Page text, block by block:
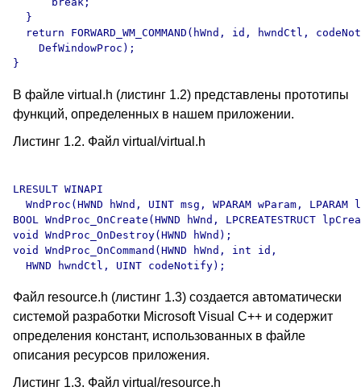
В файле virtual.h (листинг 1.2) представлены прототипы
функций, определенных в нашем приложении.
Листинг 1.2. Файл virtual/virtual.h
LRESULT WINAPI
WndProc(HWND hWnd, UINT msg, WPARAM wParam, LPARAM
BOOL WndProc_OnCreate(HWND hWnd, LPCREATESTRUCT
void WndProc_OnDestroy(HWND hWnd);
void WndProc_OnCommand(HWND hWnd, int id,
Файл resource.h (листинг 1.3) создается автоматически
системой разработки Microsoft Visual C++ и содержит
определения констант, использованных в файле
описания ресурсов приложения.
Листинг 1.3. Файл virtual/resource.h